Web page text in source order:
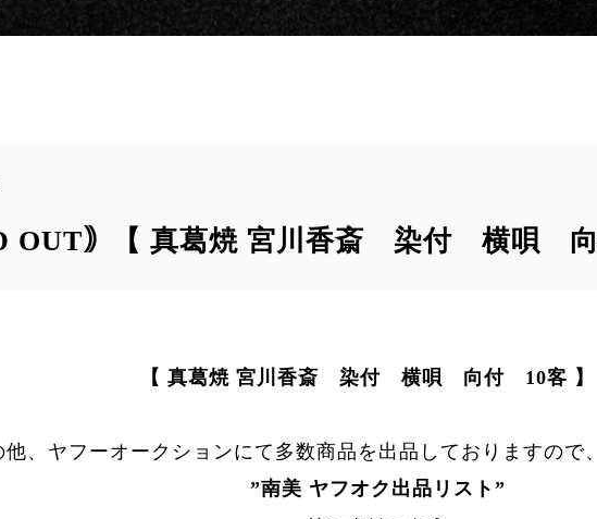
OUT｠【 真葛焼 宮川香斎 染付 横唄
【 真葛焼 宮川香斎 染付 横唄 向付 10客 】
他、ヤフーオークションにて多数商品を出品しておりますので
”南美 ヤフオク出品リスト ”